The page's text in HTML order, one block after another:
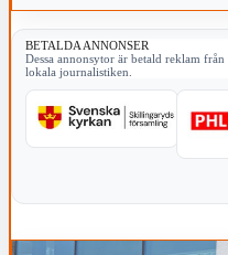
BETALDA ANNONSER
Dessa annonsytor är betald reklam
lokala journalistiken.